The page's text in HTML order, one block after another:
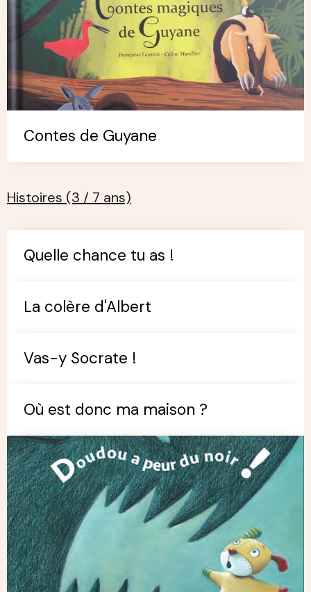
Contes de Guyane
Histoires (3 / 7 ans)
Quelle chance tu as !
La colère d'Albert
Vas-y Socrate !
Où est donc ma maison ?